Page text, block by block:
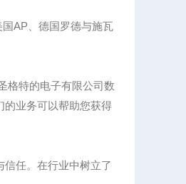
AP、德国罗德与施瓦
格特的电子有限公司数
的业务可以帮助您获得
任。在行业中树立了